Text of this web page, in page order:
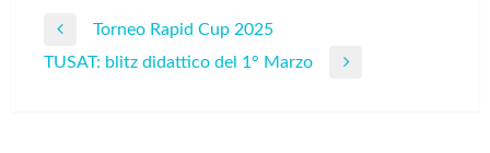
Navigazione
articoli
Previous
Post
Torneo Rapid Cup 2025
Next
TUSAT: blitz didattico del 1° Marzo